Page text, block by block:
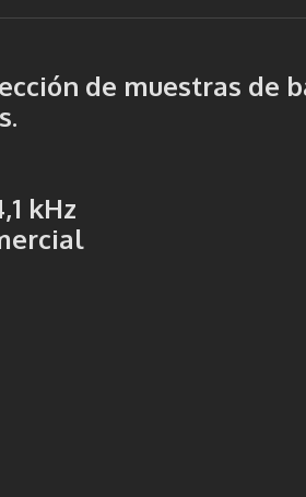
de muestras de
kHz